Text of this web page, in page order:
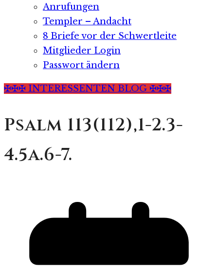
Anrufungen
Templer – Andacht
8 Briefe vor der Schwertleite
Mitglieder Login
Passwort ändern
✠✠✠ INTERESSENTEN BLOG ✠✠✠
Psalm 113(112),1-2.3-
4.5a.6-7.